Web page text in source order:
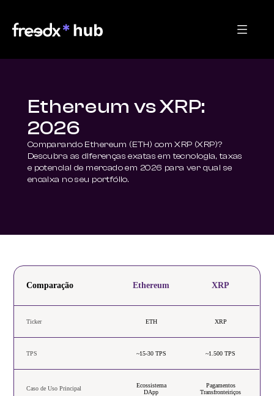
Ethereum vs XRP:
2026
Comparando Ethereum (ETH) com XRP (XRP)?
Descubra as diferenças exatas em tecnologia, taxas
e potencial de mercado em 2026 para ver qual se
encaixa no seu portfólio.
Comparação Ethereum XRP
Ticker ETH XRP
TPS ~15-30 TPS ~1.500 TPS
Caso de Uso Principal
Ecossistema
DApp
Pagamentos
Transfronteiriços